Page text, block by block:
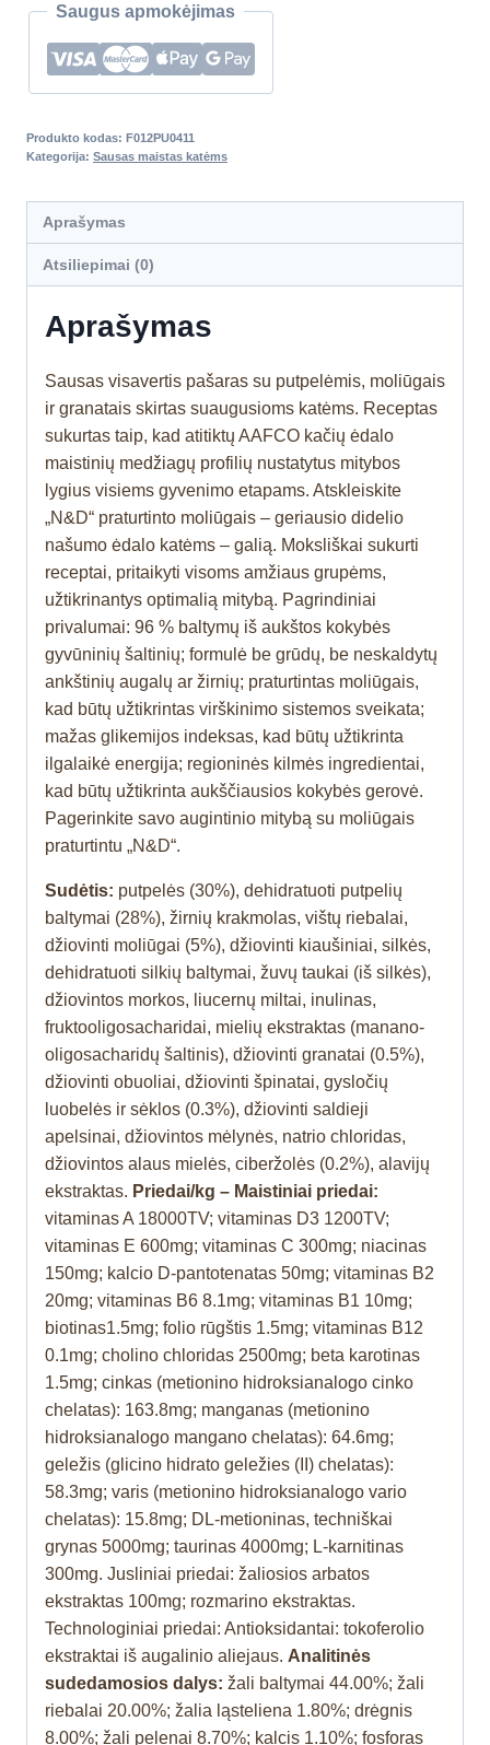
Saugus apmokėjimas
Produkto kodas: F012PU0411
Kategorija: Sausas maistas katėms
Aprašymas
Atsiliepimai (0)
Aprašymas
Sausas visavertis pašaras su putpelėmis, moliūgais
ir granatais skirtas suaugusioms katėms. Receptas
sukurtas taip, kad atitiktų AAFCO kačių ėdalo
maistinių medžiagų profilių nustatytus mitybos
lygius visiems gyvenimo etapams. Atskleiskite
„N&D“ praturtinto moliūgais – geriausio didelio
našumo ėdalo katėms – galią. Moksliškai sukurti
receptai, pritaikyti visoms amžiaus grupėms,
užtikrinantys optimalią mitybą. Pagrindiniai
privalumai: 96 % baltymų iš aukštos kokybės
gyvūninių šaltinių; formulė be grūdų, be neskaldytų
ankštinių augalų ar žirnių; praturtintas moliūgais,
kad būtų užtikrintas virškinimo sistemos sveikata;
mažas glikemijos indeksas, kad būtų užtikrinta
ilgalaikė energija; regioninės kilmės ingredientai,
kad būtų užtikrinta aukščiausios kokybės gerovė.
Pagerinkite savo augintinio mitybą su moliūgais
praturtintu „N&D“.
Sudėtis: putpelės (30%), dehidratuoti putpelių
baltymai (28%), žirnių krakmolas, vištų riebalai,
džiovinti moliūgai (5%), džiovinti kiaušiniai, silkės,
dehidratuoti silkių baltymai, žuvų taukai (iš silkės),
džiovintos morkos, liucernų miltai, inulinas,
fruktooligosacharidai, mielių ekstraktas (manano-
oligosacharidų šaltinis), džiovinti granatai (0.5%),
džiovinti obuoliai, džiovinti špinatai, gysločių
luobelės ir sėklos (0.3%), džiovinti saldieji
apelsinai, džiovintos mėlynės, natrio chloridas,
džiovintos alaus mielės, ciberžolės (0.2%), alavijų
ekstraktas. Priedai/kg – Maistiniai priedai:
vitaminas A 18000TV; vitaminas D3 1200TV;
vitaminas E 600mg; vitaminas C 300mg; niacinas
150mg; kalcio D-pantotenatas 50mg; vitaminas B2
20mg; vitaminas B6 8.1mg; vitaminas B1 10mg;
biotinas1.5mg; folio rūgštis 1.5mg; vitaminas B12
0.1mg; cholino chloridas 2500mg; beta karotinas
1.5mg; cinkas (metionino hidroksianalogo cinko
chelatas): 163.8mg; manganas (metionino
hidroksianalogo mangano chelatas): 64.6mg;
geležis (glicino hidrato geležies (II) chelatas):
58.3mg; varis (metionino hidroksianalogo vario
chelatas): 15.8mg; DL-metioninas, techniškai
grynas 5000mg; taurinas 4000mg; L-karnitinas
300mg. Jusliniai priedai: žaliosios arbatos
ekstraktas 100mg; rozmarino ekstraktas.
Technologiniai priedai: Antioksidantai: tokoferolio
ekstraktai iš augalinio aliejaus. Analitinės
sudedamosios dalys: žali baltymai 44.00%; žali
riebalai 20.00%; žalia ląsteliena 1.80%; drėgnis
8.00%; žali pelenai 8.70%; kalcis 1.10%; fosforas